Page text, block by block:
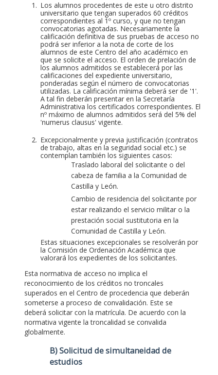
Los alumnos procedentes de este u otro distrito
universitario que tengan superados 60 créditos
correspondientes al 1º curso, y que no tengan
convocatorias agotadas. Necesariamente la
calificación definitiva de sus pruebas de acceso no
podrá ser inferior a la nota de corte de los
alumnos de este Centro del año académico en
que se solicite el acceso. El orden de prelación de
los alumnos admitidos se establecerá por las
calificaciones del expediente universitario,
ponderadas según el número de convocatorias
utilizadas. La calificación mínima deberá ser de '1'.
A tal fin deberán presentar en la Secretaría
Administrativa los certificados correspondientes. El
nº máximo de alumnos admitidos será del 5% del
'numerus clausus' vigente.
Excepcionalmente y previa justificación (contratos
de trabajo, altas en la seguridad social etc.) se
contemplan también los siguientes casos:
Traslado laboral del solicitante o del
cabeza de familia a la Comunidad de
Castilla y León.
Cambio de residencia del solicitante por
estar realizando el servicio militar o la
prestación social sustitutoria en la
Comunidad de Castilla y León.
Estas situaciones excepcionales se resolverán por
la Comisión de Ordenación Académica que
valorará los expedientes de los solicitantes.
Esta normativa de acceso no implica el
reconocimiento de los créditos no troncales
superados en el Centro de procedencia que deberán
someterse a proceso de convalidación. Este se
deberá solicitar con la matrícula. De acuerdo con la
normativa vigente la troncalidad se convalida
globalmente.
B) Solicitud de simultaneidad de
estudios